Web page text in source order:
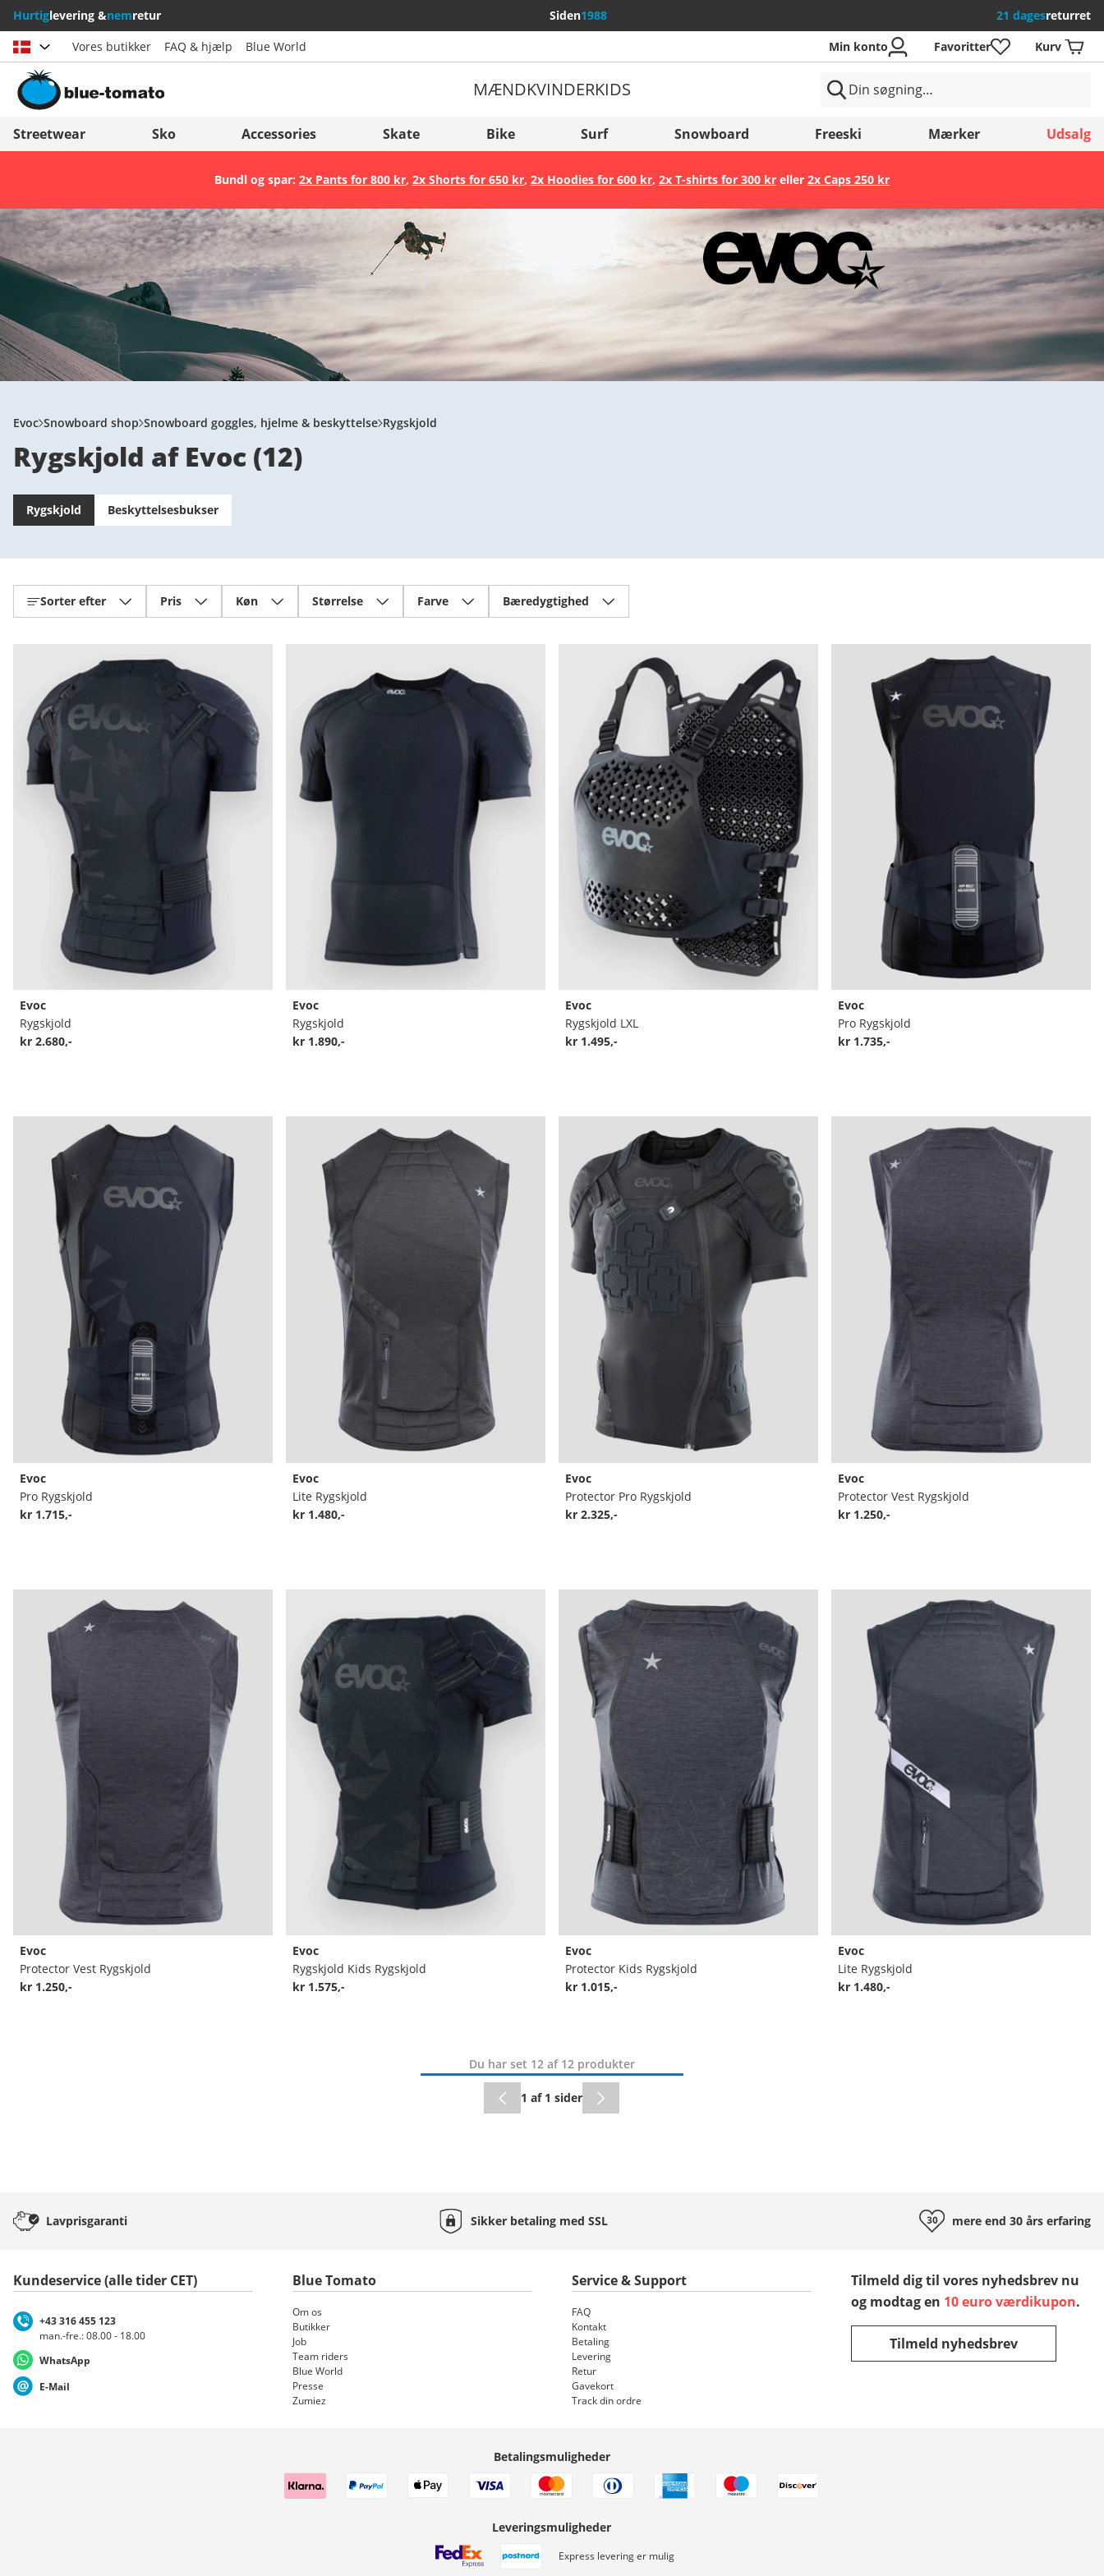
Hurtiglevering &nemretur Siden1988 21 dagesreturret
Vælg land
Österreich
Suisse (Français)
Svizzera (Italiano)
France
Italia (Italiano)
Italien (Deutsch)
España
Suomi
United Kingdom
Slovenija
België (Nederlands)
Belgique (Français)
Danmark
Gem
Vores butikker FAQ & hjælp Blue World Min konto Favoritter Kurv
MÆNDKVINDERKIDS
Streetwear Sko Accessories Skate Bike Surf Snowboard Freeski Mærker Udsalg
Bundl og spar: 2x Pants for 800 kr, 2x Shorts for 650 kr, 2x Hoodies for 600 kr, 2x T-shirts for 300 kreller 2x Caps 250 kr
Evoc Snowboard shop Snowboard goggles, hjelme & beskyttelse Rygskjold
Rygskjold af Evoc (12)
Rygskjold Beskyttelsesbukser
Sorter efter Pris Køn Størrelse Farve Bæredygtighed
Evoc
Rygskjold
kr 2.680,-
Evoc
Rygskjold
kr 1.890,-
Evoc
Rygskjold LXL
kr 1.495,-
Evoc
Pro Rygskjold
kr 1.735,-
Evoc
Pro Rygskjold
kr 1.715,-
Evoc
Lite Rygskjold
kr 1.480,-
Evoc
Protector Pro Rygskjold
kr 2.325,-
Evoc
Protector Vest Rygskjold
kr 1.250,-
Evoc
Protector Vest Rygskjold
kr 1.250,-
Evoc
Rygskjold Kids Rygskjold
kr 1.575,-
Evoc
Protector Kids Rygskjold
kr 1.015,-
Evoc
Lite Rygskjold
kr 1.480,-
Du har set 12 af 12 produkter
1 af 1 sider
Lavprisgaranti Sikker betaling medSSL mere end 30 års erfaring
Kundeservice (alle tider CET)
+43 316 455 123
man.-fre.: 08.00 - 18.00
WhatsApp
E-Mail
Blue Tomato
Om os
Butikker
Job
Team riders
Blue World
Presse
Zumiez
Service & Support
FAQ
Kontakt
Betaling
Levering
Retur
Gavekort
Track din ordre
Tilmeld dig til vores nyhedsbrev nu
og modtag en 10 euro værdikupon.
Tilmeld nyhedsbrev
Betalingsmuligheder
Leveringsmuligheder
Express levering er mulig